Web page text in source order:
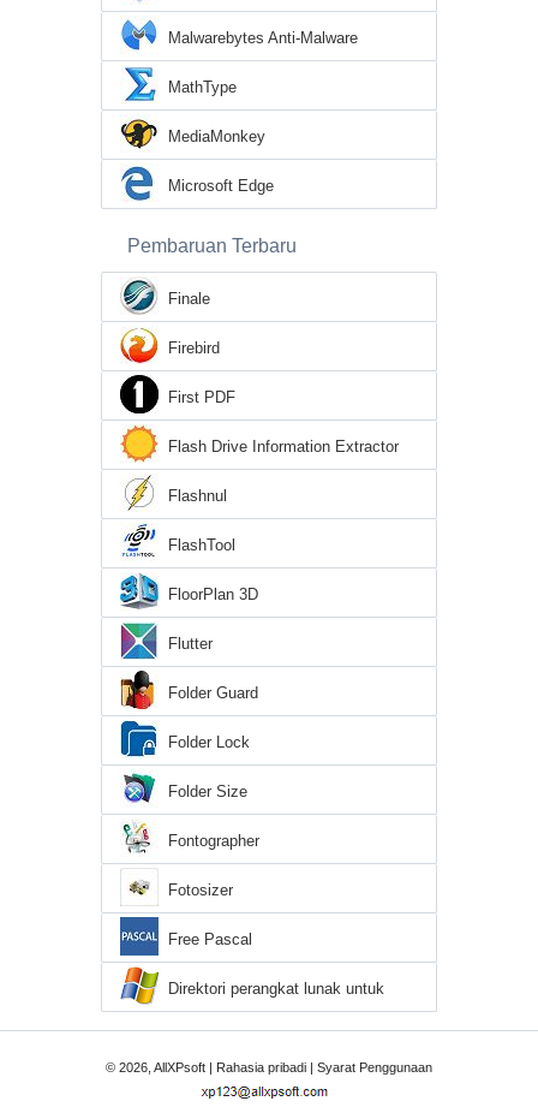
Malwarebytes Anti-Malware
MathType
MediaMonkey
Microsoft Edge
Pembaruan Terbaru
Finale
Firebird
First PDF
Flash Drive Information Extractor
Flashnul
FlashTool
FloorPlan 3D
Flutter
Folder Guard
Folder Lock
Folder Size
Fontographer
Fotosizer
Free Pascal
Direktori perangkat lunak untuk
Windows XP
© 2026, AllXPsoft | Rahasia pribadi Syarat Penggunaan